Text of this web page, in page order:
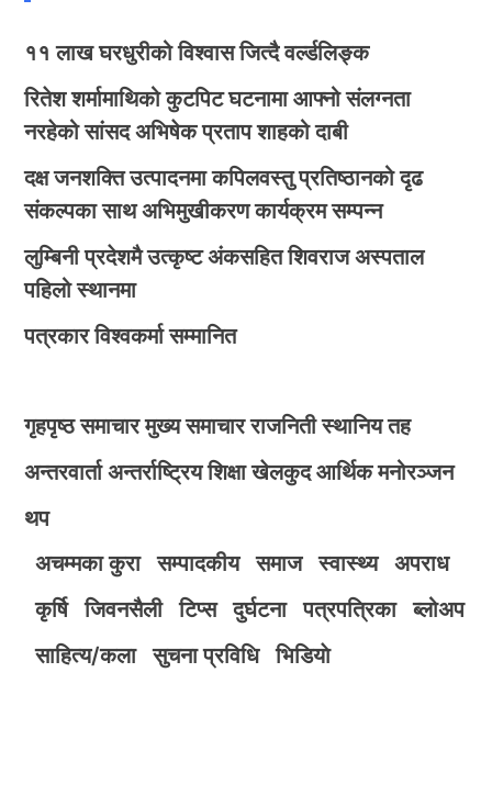
११ लाख घरधुरीको विश्वास जित्दै वर्ल्डलिङ्क
रितेश शर्मामाथिको कुटपिट घटनामा आफ्नो संलग्नता
नरहेको सांसद अभिषेक प्रताप शाहको दाबी
दक्ष जनशक्ति उत्पादनमा कपिलवस्तु प्रतिष्ठानको दृढ
संकल्पका साथ अभिमुखीकरण कार्यक्रम सम्पन्न
लुम्बिनी प्रदेशमै उत्कृष्ट अंकसहित शिवराज अस्पताल
पहिलो स्थानमा
पत्रकार विश्वकर्मा सम्मानित
गृहपृष्ठ समाचार मुख्य समाचार राजनिती स्थानिय तह
अन्तरवार्ता अन्तर्राष्ट्रिय शिक्षा खेलकुद आर्थिक मनोरञ्जन
थप
अचम्मका कुरा
सम्पादकीय समाज स्वास्थ्य
अपराध
कृर्षि
जिवनसैली टिप्स दुर्घटना पत्रपत्रिका
ब्लोअप
साहित्य/कला
सुचना प्रविधि भिडियाे